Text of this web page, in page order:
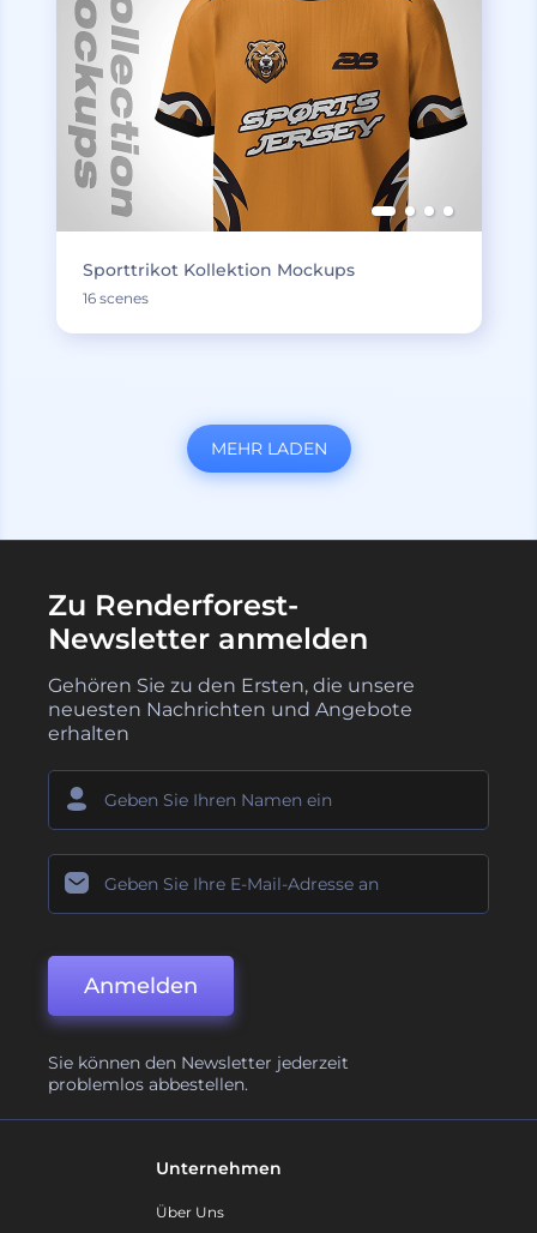
Sporttrikot Kollektion Mockups
16 scenes
MEHR LADEN
Zu Renderforest-
Newsletter anmelden
Gehören Sie zu den Ersten, die unsere
neuesten Nachrichten und Angebote
erhalten
Anmelden
Sie können den Newsletter jederzeit
problemlos abbestellen.
Unternehmen
Über Uns